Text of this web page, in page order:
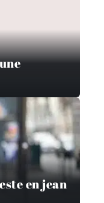
en jean